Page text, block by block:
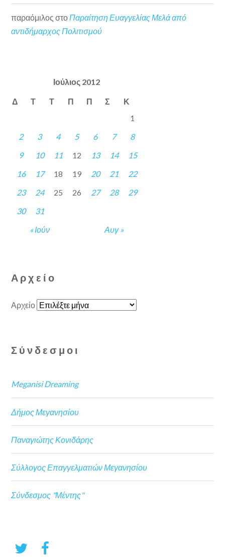
παραόμιλος στοΠαραίτηση Ευαγγελίας Μελά από
αντιδήμαρχος Πολιτισμού
Ιούλιος 2012
Δ Τ Τ Π Π Σ Κ
« Ιούν Αυγ »
1
2
3 4 5 6 7
8
9
10 11 12 13 14
15
16
17 18 19 20 21
22
23
24 25 26 27 28
29
30
31
Αρχείο
Αρχείο
Σύνδεσμοι
Meganisi Dreaming
Δήμος Μεγανησίου
Παναγιώτης Κονιδάρης
Σύλλογος Επαγγελματιών Μεγανησίου
Σύνδεσμος "Μέντης"